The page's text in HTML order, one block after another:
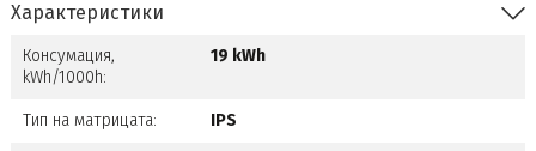
Характеристики
Консумация,
kWh/1000h:
19 kWh
Тип на матрицата: IPS